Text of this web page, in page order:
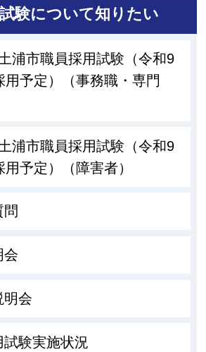
験について知りたい
浦市職員採用試験（令和9
用予定）（事務職・専門
浦市職員採用試験（令和9
予定）（障害者）
問
会
明会
験実施状況